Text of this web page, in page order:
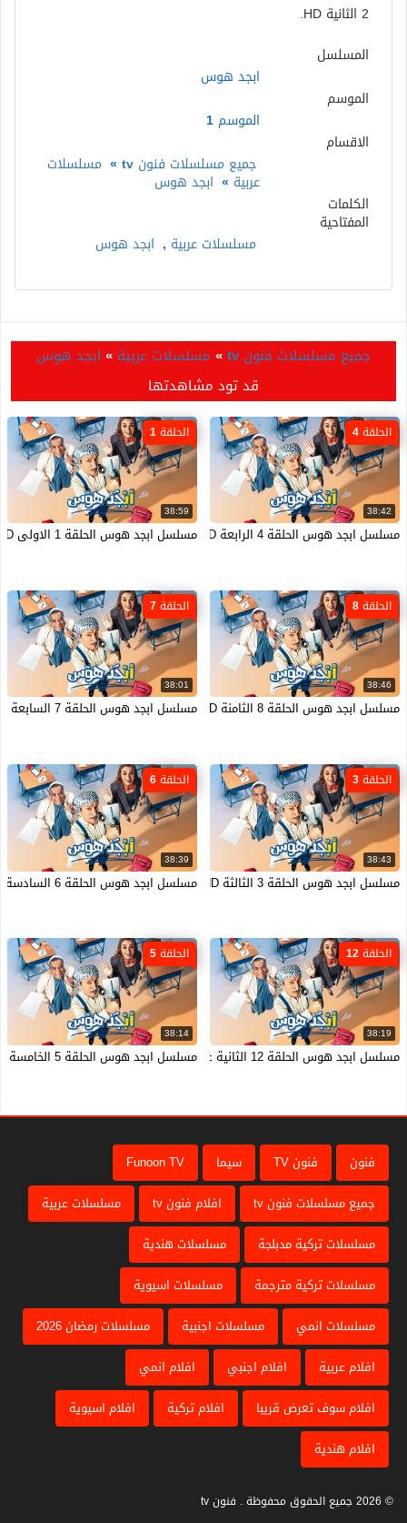
2 الثانية HD.
المسلسل
ابجد هوس
الموسم
الموسم 1
الاقسام
جميع مسلسلات فنون tv
» مسلسلات
عربية » ابجد هوس
الكلمات
المفتاحية
مسلسلات عربية , ابجد هوس
جميع مسلسلات فنون tv » مسلسلات عربية » ابجد هوس
قد تود مشاهدتها
38:42
الحلقة 4
مسلسل ابجد هوس الحلقة 4 الرابعة HD
38:59
الحلقة 1
مسلسل ابجد هوس الحلقة 1 الاولى HD
38:46
الحلقة 8
مسلسل ابجد هوس الحلقة 8 الثامنة HD
38:01
الحلقة 7
مسلسل ابجد هوس الحلقة 7 السابعة HD
38:43
الحلقة 3
مسلسل ابجد هوس الحلقة 3 الثالثة HD
38:39
الحلقة 6
مسلسل ابجد هوس الحلقة 6 السادسة HD
38:19
الحلقة 12
مسلسل ابجد هوس الحلقة 12 الثانية عشر HD
38:14
الحلقة 5
مسلسل ابجد هوس الحلقة 5 الخامسة HD
فنون فنون TV سيما
Funoon TV
جميع مسلسلات فنون tv
افلام فنون tv
مسلسلات عربية
مسلسلات تركية مدبلجة
مسلسلات هندية
مسلسلات تركية مترجمة
مسلسلات اسيوية
مسلسلات انمي
مسلسلات اجنبية
مسلسلات رمضان 2026
افلام عربية
افلام اجنبي
افلام انمي
افلام سوف تعرض قريبا
افلام تركية
افلام اسيوية
افلام هندية
© 2026 جميع الحقوق محفوظة . فنون tv